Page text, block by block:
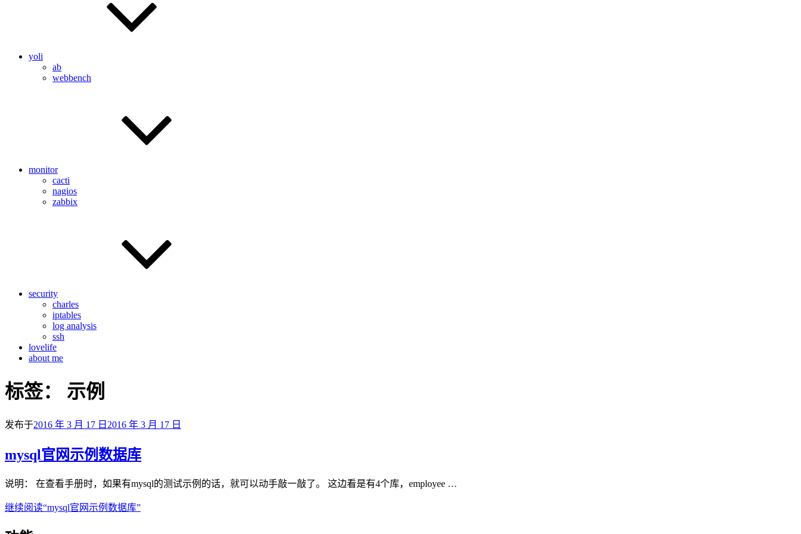
yoli
ab
webbench
monitor
cacti
nagios
zabbix
security
charles
iptables
log analysis
ssh
lovelife
about me
标签： 示例
发布于2016 年 3 月 17 日 2016 年 3 月 17 日
mysql官网示例数据库
说明： 在查看手册时，如果有mysql的测试示例的话，就可以动手敲一敲了。 这边看是有4个库，employee …
继续阅读“mysql官网示例数据库”